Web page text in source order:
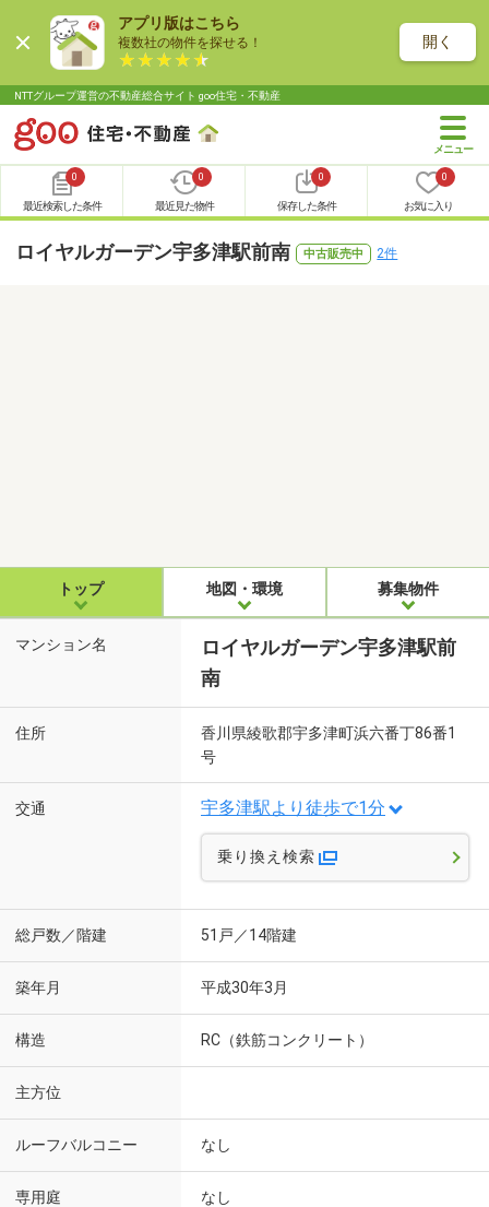
アプリ版はこちら
複数社の物件を探せる！ 開く
NTTグループ運営の不動産総合サイト goo住宅・不動産
0
最近検索した条件
0
最近見た物件
0
保存した条件
0
お気に入り
ロイヤルガーデン宇多津駅前南 中古販売中 2件
トップ 地図・環境 募集物件
マンション名
ロイヤルガーデン宇多津駅前
南
住所
香川県綾歌郡宇多津町浜六番丁86番1
号
交通 宇多津駅より徒歩で1分
乗り換え検索
総戸数／階建 51戸／14階建
築年月 平成30年3月
構造 RC（鉄筋コンクリート）
主方位
ルーフバルコニー なし
専用庭 なし